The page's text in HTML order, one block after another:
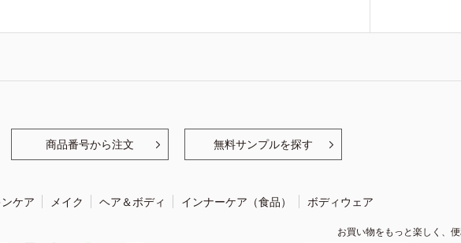
商品番号から注文 無料サンプルを探す
ケア メイク ヘア＆ボディ インナーケア（食品） ボディウェア
お買い物をもっと楽しく、便